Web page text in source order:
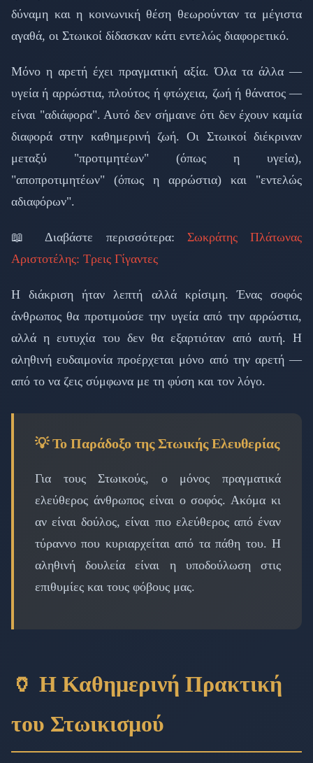
δύναμη και η κοινωνική θέση θεωρούνταν τα μέγιστα
αγαθά, οι Στωικοί δίδασκαν κάτι εντελώς διαφορετικό.
Μόνο η αρετή έχει πραγματική αξία. Όλα τα άλλα —
υγεία ή αρρώστια, πλούτος ή φτώχεια, ζωή ή θάνατος —
είναι "αδιάφορα". Αυτό δεν σήμαινε ότι δεν έχουν καμία
διαφορά στην καθημερινή ζωή. Οι Στωικοί διέκριναν
μεταξύ "προτιμητέων" (όπως η υγεία),
"αποπροτιμητέων" (όπως η αρρώστια) και "εντελώς
αδιαφόρων".
📖 Διαβάστε περισσότερα: Σωκράτης Πλάτωνας
Αριστοτέλης: Τρεις Γίγαντες
Η διάκριση ήταν λεπτή αλλά κρίσιμη. Ένας σοφός
άνθρωπος θα προτιμούσε την υγεία από την αρρώστια,
αλλά η ευτυχία του δεν θα εξαρτιόταν από αυτή. Η
αληθινή ευδαιμονία προέρχεται μόνο από την αρετή —
από το να ζεις σύμφωνα με τη φύση και τον λόγο.
💡 Το Παράδοξο της Στωικής Ελευθερίας
Για τους Στωικούς, ο μόνος πραγματικά
ελεύθερος άνθρωπος είναι ο σοφός. Ακόμα κι
αν είναι δούλος, είναι πιο ελεύθερος από έναν
τύραννο που κυριαρχείται από τα πάθη του. Η
αληθινή δουλεία είναι η υποδούλωση στις
επιθυμίες και τους φόβους μας.
🏺 Η Καθημερινή Πρακτική
του Στωικισμού